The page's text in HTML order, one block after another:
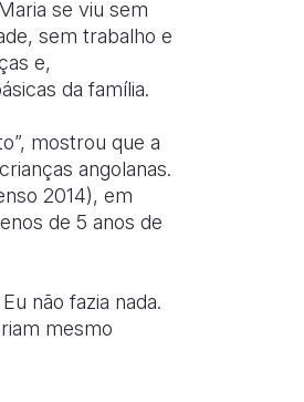
se viu sem
sem trabalho e
e,
da família.
mostrou que a
angolanas.
2014), em
de 5 anos de
não fazia nada.
mesmo